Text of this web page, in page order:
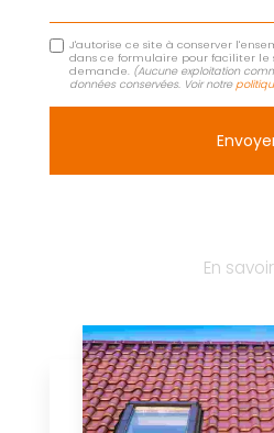
J'autorise ce site à conserver
dans ce formulaire pour faciliter
demande. (Aucune exploitation
données conservées. Voir notre
En